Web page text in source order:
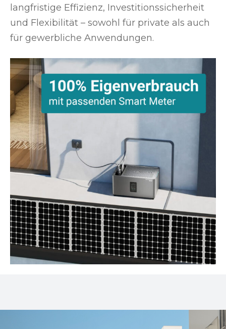
langfristige Effizienz, Investitionssicherheit
und Flexibilität – sowohl für private als auch
für gewerbliche Anwendungen.